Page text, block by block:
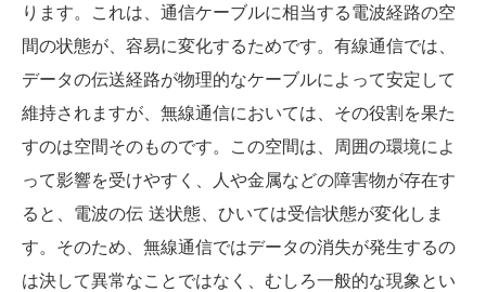
ります。これは、通信ケーブルに相当する電波経路の空
間の状態が、容易に変化するためです。有線通信では、
データの伝送経路が物理的なケーブルによって安定して
維持されますが、無線通信においては、その役割を果た
すのは空間そのものです。この空間は、周囲の環境によ
って影響を受けやすく、人や金属などの障害物が存在す
ると、電波の伝 送状態、ひいては受信状態が変化しま
す。そのため、無線通信ではデータの消失が発生するの
は決して異常なことではなく、むしろ一般的な現象とい